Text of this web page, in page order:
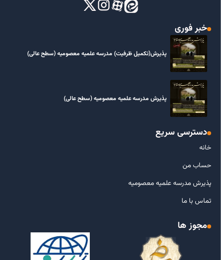
خبر فوری
پذیرش(تکمیل ظرفیت) مدرسه علمیه معصومیه‌ (سطح عالی)
پذیرش مدرسه علمیه معصومیه‌ (سطح عالی)
دسترسی سریع
خانه
حساب من
پذیرش مدرسه علمیه معصومیه
تماس با ما
مجوز ها